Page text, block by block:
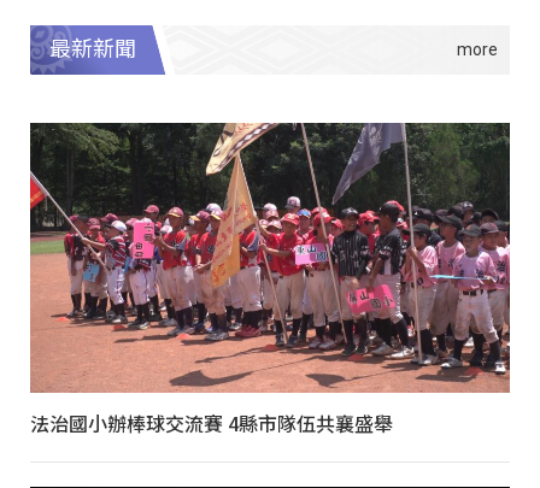
最新新聞
法治國小辦棒球交流賽 4縣市隊伍共襄盛舉